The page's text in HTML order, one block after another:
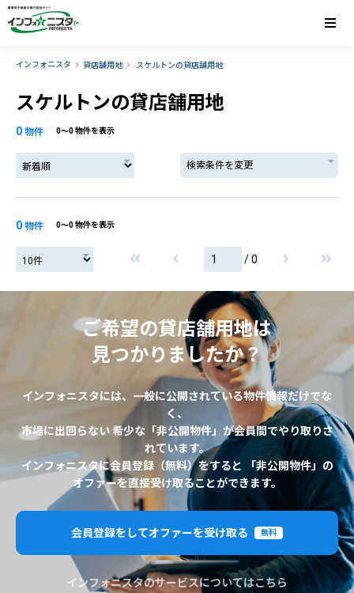
インフォニスタ 貸店舗用地 スケルトンの貸店舗用地
スケルトンの貸店舗用地
0 物件 0〜0 物件を表示
検索条件を変更
0 物件 0〜0 物件を表示
/ 0
ご希望の貸店舗用地は
見つかりましたか？
インフォニスタには、一般に公開されている物件情報だけでな
く、
市場に出回らない 希少な「非公開物件」が会員間でやり取りさ
れています。
インフォニスタに会員登録（無料）をすると 「非公開物件」の
オファーを直接受け取ることができます。
会員登録をしてオファーを受け取る 無料
インフォニスタのサービスについてはこちら